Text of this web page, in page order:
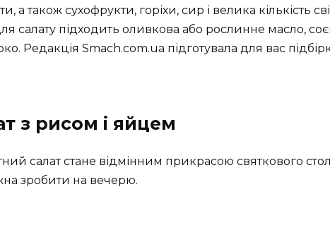
а також сухофрукти, горіхи, сир і велика кількість
салату підходить оливкова або рослинне масло,
Редакція Smach.com.ua підготувала для вас
з рисом і яйцем
салат стане відмінним прикрасою святкового
зробити на вечерю.